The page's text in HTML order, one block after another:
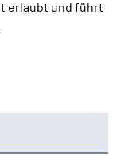
erlaubt und führt